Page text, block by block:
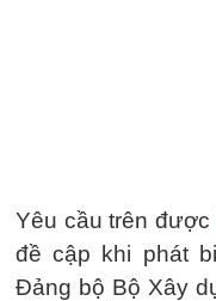
Yêu cầu trên được
đề cập khi phát
Đảng bộ Bộ Xây